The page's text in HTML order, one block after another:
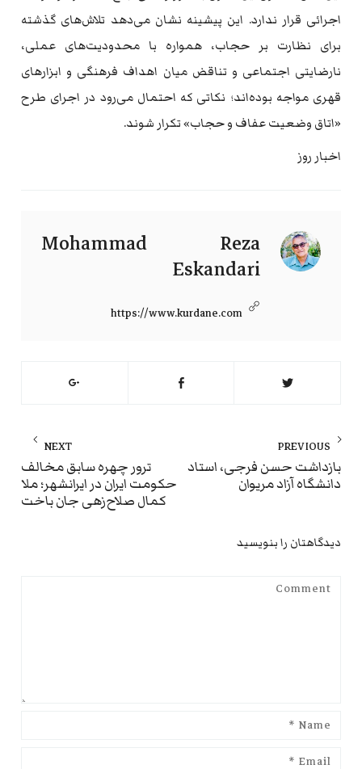
اجرائی قرار ندارد. این پیشینه نشان می‌دهد تلاش‌های گذشته
برای نظارت بر حجاب، همواره با محدودیت‌های عملی،
نارضایتی اجتماعی و تناقض میان اهداف فرهنگی و ابزارهای
قهری مواجه بوده‌اند؛ نکاتی که احتمال می‌رود در اجرای طرح
«اتاق وضعیت عفاف و حجاب» تکرار شوند.
اخبار روز
Mohammad Reza
Eskandari
https://www.kurdane.com
راهبری
نوشته
PREVIOUS
Previous
post:
بازداشت حسن فرجی، استاد
دانشگاه آزاد مریوان
NEXT
ترور چهره سابق مخالف
حکومت ایران در ایرانشهر؛ ملا
کمال صلاح‌زهی جان باخت
دیدگاهتان را بنویسید